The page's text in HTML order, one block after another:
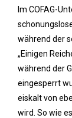
Im COFAG-
während der
„Einigen
während der
eingesperrt
eiskalt von
wird. So wie